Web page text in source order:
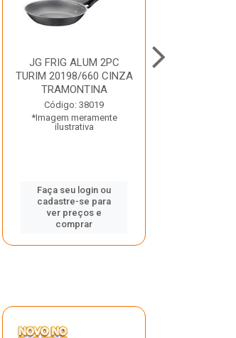
JG FRIG ALUM 2PC
TURIM 20198/660 CINZA
TRAMONTINA
Código: 38019
*Imagem meramente
ilustrativa
Faça seu login ou
cadastre-se para
ver preços e
comprar